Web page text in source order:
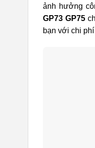
ảnh hưởng
GP73 GP75
bạn với chi